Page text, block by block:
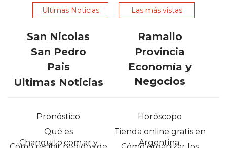
ELIGEN
CHANGUITO.COM.AR
PARA
PEDIDOS
TIENDA
2026:
Ultimas Noticias Las más vistas
San Nicolas
Ramallo
San Pedro
Provincia
Pais
Economía y
Negocios
Ultimas Noticias
Pronóstico
Horóscopo
Qué es
Changuito.com.ar y
Tienda online gratis en
Argentina: